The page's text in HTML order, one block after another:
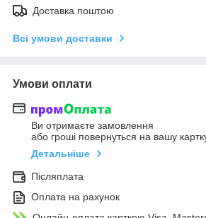
Доставка поштою
Всі умови доставки
Умови оплати
Ви отримаєте замовлення
або гроші повернуться на вашу
Детальніше
Післяплата
Оплата на рахунок